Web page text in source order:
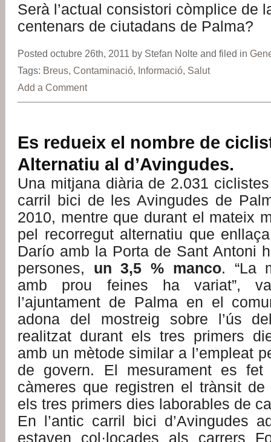
Serà l’actual consistori còmplice de
centenars de ciutadans de Palma?
Posted octubre 26th, 2011 by Stefan Nolte and filed in
Tags: Breus Contaminació Informació Salut
Add a Comment
Es redueix el nombre de
Alternatiu al d’Avingudes.
Una mitjana diària de 2.031
carril bici de les Avingudes de
2010, mentre que durant el mateix
pel recorregut alternatiu que
Darío amb la Porta de Sant Antoni
persones, un 3,5 % manco. “La
amb prou feines ha variat”,
l’ajuntament de Palma en el
adona del mostreig sobre l’ús
realitzat durant els tres primers
amb un mètode similar a l’empleat
de govern. El mesurament es fet
càmeres que registren el trànsit de
els tres primers dies laborables de
En l’antic carril bici d’Avingudes
estaven col·locades als carrers